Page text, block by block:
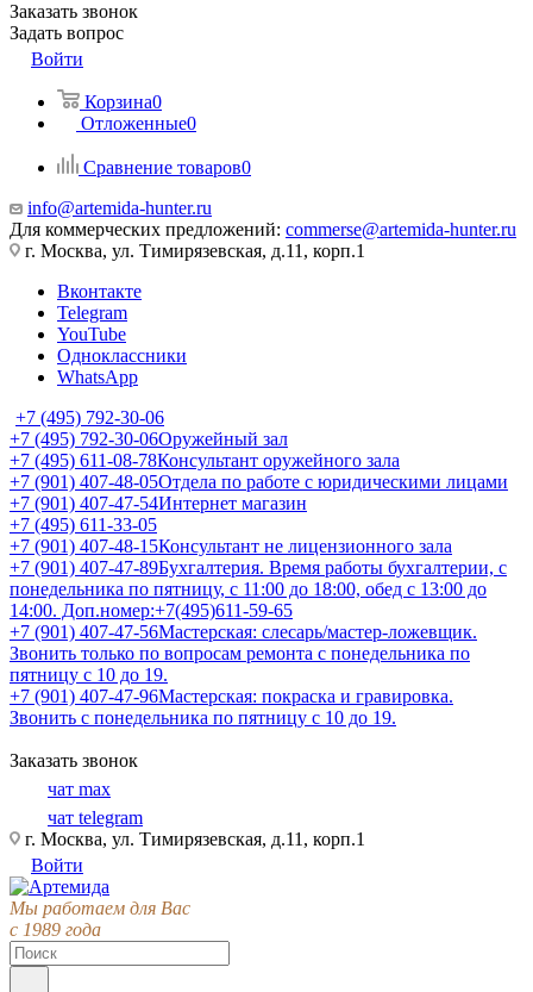
Заказать звонок
Задать вопрос
Войти
Корзина0
Отложенные0
Сравнение товаров0
info@artemida-hunter.ru
Для коммерческих предложений: commerse@artemida-hunter.ru
г. Москва, ул. Тимирязевская, д.11, корп.1
Вконтакте
Telegram
YouTube
Одноклассники
WhatsApp
+7 (495) 792-30-06
+7 (495) 792-30-06Оружейный зал
+7 (495) 611-08-78Консультант оружейного зала
+7 (901) 407-48-05Отдела по работе с юридическими лицами
+7 (901) 407-47-54Интернет магазин
+7 (495) 611-33-05
+7 (901) 407-48-15Консультант не лицензионного зала
+7 (901) 407-47-89Бухгалтерия. Время работы бухгалтерии, с
понедельника по пятницу, с 11:00 до 18:00, обед с 13:00 до
14:00. Доп.номер:+7(495)611-59-65
+7 (901) 407-47-56Мастерская: слесарь/мастер-ложевщик.
Звонить только по вопросам ремонта с понедельника по
пятницу с 10 до 19.
+7 (901) 407-47-96Мастерская: покраска и гравировка.
Звонить с понедельника по пятницу с 10 до 19.
Заказать звонок
чат max
чат telegram
г. Москва, ул. Тимирязевская, д.11, корп.1
Войти
Мы работаем для Вас
с 1989 года